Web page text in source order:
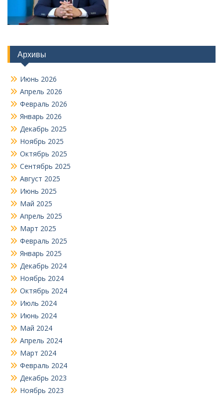
Архивы
Июнь 2026
Апрель 2026
Февраль 2026
Январь 2026
Декабрь 2025
Ноябрь 2025
Октябрь 2025
Сентябрь 2025
Август 2025
Июнь 2025
Май 2025
Апрель 2025
Март 2025
Февраль 2025
Январь 2025
Декабрь 2024
Ноябрь 2024
Октябрь 2024
Июль 2024
Июнь 2024
Май 2024
Апрель 2024
Март 2024
Февраль 2024
Декабрь 2023
Ноябрь 2023